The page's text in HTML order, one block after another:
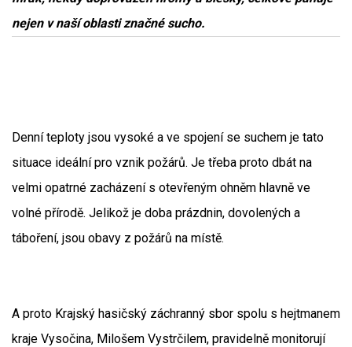
nejen v naší oblasti značné sucho.
Denní teploty jsou vysoké a ve spojení se suchem je tato
situace ideální pro vznik požárů. Je třeba proto dbát na
velmi opatrné zacházení s otevřeným ohněm hlavně ve
volné přírodě. Jelikož je doba prázdnin, dovolených a
táboření, jsou obavy z požárů na místě.
A proto Krajský hasičský záchranný sbor spolu s hejtmanem
kraje Vysočina, Milošem Vystrčilem, pravidelně monitorují